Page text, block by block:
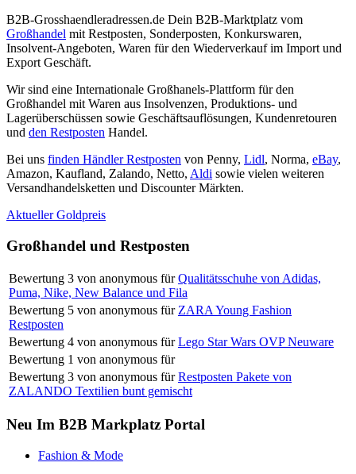
B2B-Grosshaendleradressen.de Dein B2B-Marktplatz vom
Großhandel mit Restposten, Sonderposten, Konkurswaren,
Insolvent-Angeboten, Waren für den Wiederverkauf im Import und
Export Geschäft.
Wir sind eine Internationale Großhanels-Plattform für den
Großhandel mit Waren aus Insolvenzen, Produktions- und
Lagerüberschüssen sowie Geschäftsauflösungen, Kundenretouren
und den Restposten Handel.
Bei uns finden Händler Restposten von Penny, Lidl, Norma, eBay,
Amazon, Kaufland, Zalando, Netto, Aldi sowie vielen weiteren
Versandhandelsketten und Discounter Märkten.
Aktueller Goldpreis
Großhandel und Restposten
Bewertung 3 von anonymous für Qualitätsschuhe von Adidas,
Puma, Nike, New Balance und Fila
Bewertung 5 von anonymous für ZARA Young Fashion
Restposten
Bewertung 4 von anonymous für Lego Star Wars OVP Neuware
Bewertung 1 von anonymous für
Bewertung 3 von anonymous für Restposten Pakete von
ZALANDO Textilien bunt gemischt
Neu Im B2B Markplatz Portal
Fashion & Mode